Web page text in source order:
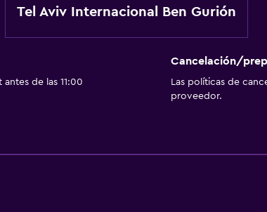
Tel Aviv Internacional Ben Gurión
de las 11:00
Cancelación/
Las políticas de
proveedor.